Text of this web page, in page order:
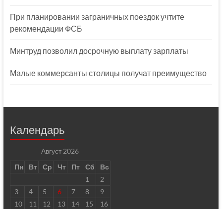
При планировании заграничных поездок учтите
рекомендации ФСБ
Минтруд позволил досрочную выплату зарплаты
Малые коммерсанты столицы получат преимущество
Календарь
Август 2026
Пн
Вт Ср Чт Пт Сб
Вс
1
2
3
4 5 6 7 8
9
10
11 12 13 14 15
16